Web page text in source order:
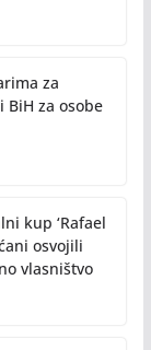
za
BiH za osobe
kup ‘Rafael
osvojili
vlasništvo